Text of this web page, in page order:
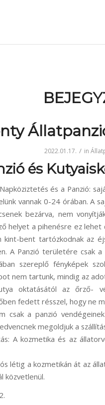
2022.01.17. / in
és
és a Panzió:
vannak 0-24 órában. A
bezárva, nem
helyet a pihenésre ez lehet
kint-bent tartózkodnak az
A Panzió területére csak
szereplő fényképek
nem tartunk, mindig az
oktatásától az őrző-
fedett résszel, hogy ne
csak a panzió
megoldjuk a
A kozmetika és az
létig a kozmetikán át az
közvetlenül.